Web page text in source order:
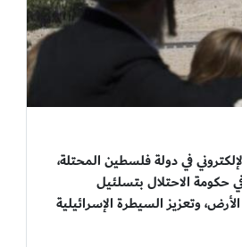
في دولة فلسطين المحتلة،
حكومة الاحتلال بتسلئيل
وتعزيز السيطرة الإسرائيلية